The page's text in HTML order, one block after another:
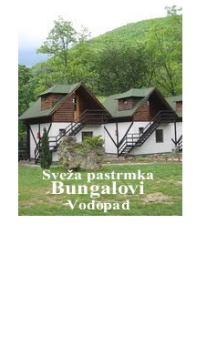
Jugoistočna Srbija
Konak Boem - Sićevo